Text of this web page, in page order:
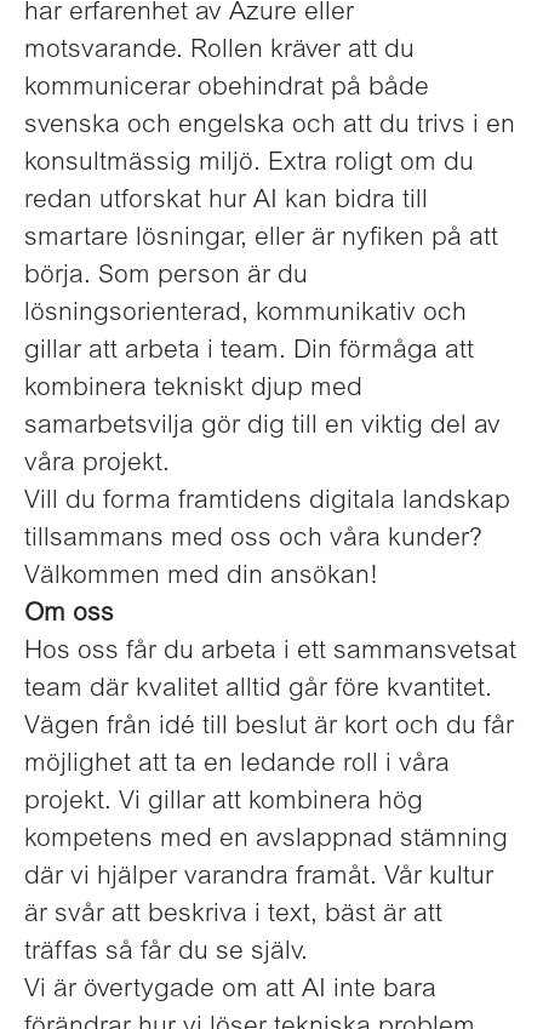
har erfarenhet av Azure eller
motsvarande. Rollen kräver att du
kommunicerar obehindrat på både
svenska och engelska och att du trivs i en
konsultmässig miljö. Extra roligt om du
redan utforskat hur AI kan bidra till
smartare lösningar, eller är nyfiken på att
börja. Som person är du
lösningsorienterad, kommunikativ och
gillar att arbeta i team. Din förmåga att
kombinera tekniskt djup med
samarbetsvilja gör dig till en viktig del av
våra projekt.
Vill du forma framtidens digitala landskap
tillsammans med oss och våra kunder?
Välkommen med din ansökan!
Om oss
Hos oss får du arbeta i ett sammansvetsat
team där kvalitet alltid går före kvantitet.
Vägen från idé till beslut är kort och du får
möjlighet att ta en ledande roll i våra
projekt. Vi gillar att kombinera hög
kompetens med en avslappnad stämning
där vi hjälper varandra framåt. Vår kultur
är svår att beskriva i text, bäst är att
träffas så får du se själv.
Vi är övertygade om att AI inte bara